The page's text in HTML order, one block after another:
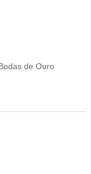
de Ouro